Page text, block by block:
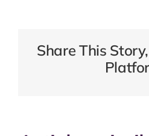
Share This